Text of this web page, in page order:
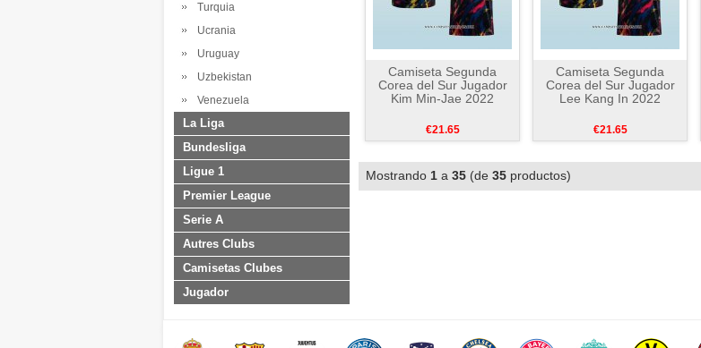
Turquia
Ucrania
Uruguay
Uzbekistan
Venezuela
La Liga
Bundesliga
Ligue 1
Premier League
Serie A
Autres Clubs
Camisetas Clubes
Jugador
Camiseta Segunda
Corea del Sur Jugador
Kim Min-Jae 2022
€21.65
Camiseta Segunda
Corea del Sur Jugador
Lee Kang In 2022
€21.65
Mostrando 1 a 35 (de 35 productos)